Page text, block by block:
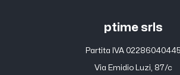
ptime srls
Partita IVA 02286040445
Via Emidio Luzi, 87/c